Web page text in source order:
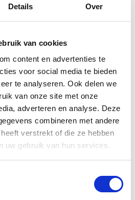
Details Over
van cookies
content en advertenties te
voor social media te bieden
te analyseren. Ook delen we
van onze site met onze
adverteren en analyse. Deze
combineren met andere
verstrekt of die ze hebben
uw gebruik van hun services.